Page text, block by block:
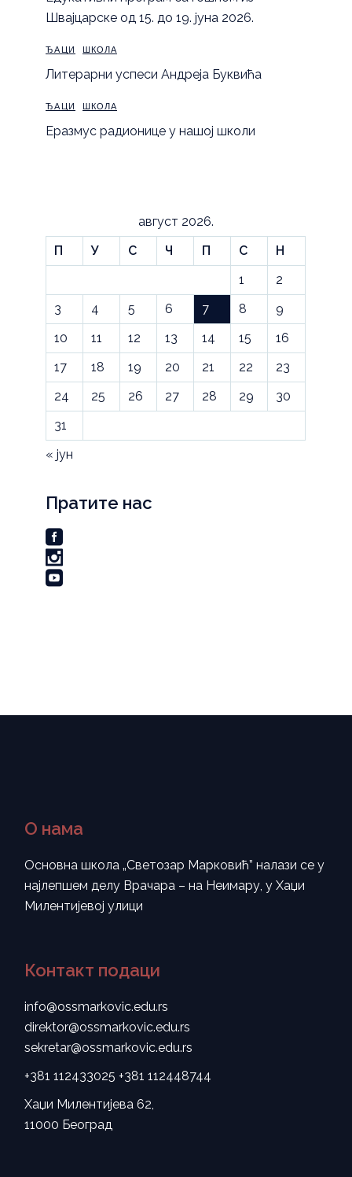
Швајцарске од 15. до 19. јуна 2026.
ЂАЦИ ШКОЛА
Литерарни успеси Андреја Буквића
ЂАЦИ ШКОЛА
Еразмус радионице у нашој школи
август 2026.
П
У С Ч П С
Н
1
2
3
4 5 6 7 8
9
10
11 12 13 14 15
16
17
18 19 20 21 22
23
24
25 26 27 28 29
30
31
« јун
Пратите нас
О нама
Основна школа „Светозар Марковић” налази се у
најлепшем делу Врачара – на Неимару, у Хаџи
Милентијевој улици
Контакт подаци
info@ossmarkovic.edu.rs
direktor@ossmarkovic.edu.rs
sekretar@ossmarkovic.edu.rs
+381 112433025 +381 112448744
Хаџи Милентијева 62,
11000 Београд